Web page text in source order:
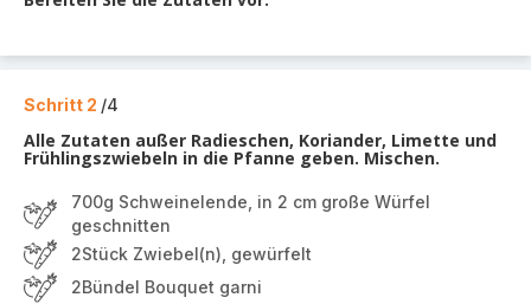
Schritt 2 /4
Alle Zutaten außer Radieschen, Koriander, Limette und
Frühlingszwiebeln in die Pfanne geben. Mischen.
700g Schweinelende, in 2 cm große Würfel
geschnitten
2Stück Zwiebel(n), gewürfelt
2Bündel Bouquet garni